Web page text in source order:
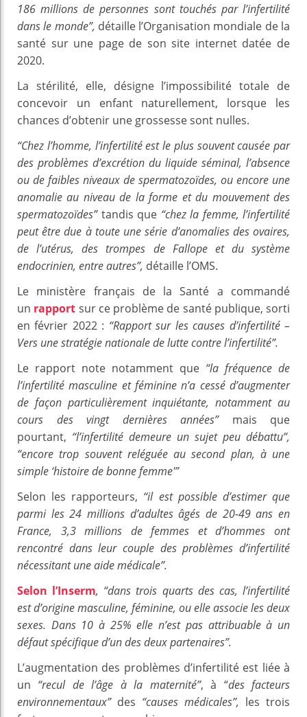
186 millions de personnes sont touchés par l’infertilité
dans le monde”, détaille l’Organisation mondiale de la
santé sur une page de son site internet datée de
2020.
La stérilité, elle, désigne l’impossibilité totale de
concevoir un enfant naturellement, lorsque les
chances d’obtenir une grossesse sont nulles.
“Chez l’homme, l’infertilité est le plus souvent causée par
des problèmes d’excrétion du liquide séminal, l’absence
ou de faibles niveaux de spermatozoïdes, ou encore une
anomalie au niveau de la forme et du mouvement des
spermatozoïdes”tandis que “chez la femme, l’infertilité
peut être due à toute une série d’anomalies des ovaires,
de l’utérus, des trompes de Fallope et du système
endocrinien, entre autres”, détaille l’OMS.
Le ministère français de la Santé a commandé
un rapport sur ce problème de santé publique, sorti
en février 2022 : “Rapport sur les causes d’infertilité –
Vers une stratégie nationale de lutte contre l’infertilité”.
Le rapport note notamment que “la fréquence de
l’infertilité masculine et féminine n’a cessé d’augmenter
de façon particulièrement inquiétante, notamment au
cours des vingt dernières années” mais que
pourtant, “l’infertilité demeure un sujet peu débattu”,
“encore trop souvent reléguée au second plan, à une
simple ‘histoire de bonne femme'”
Selon les rapporteurs, “il est possible d’estimer que
parmi les 24 millions d’adultes âgés de 20-49 ans en
France, 3,3 millions de femmes et d’hommes ont
rencontré dans leur couple des problèmes d’infertilité
nécessitant une aide médicale”.
Selon l’Inserm, “dans trois quarts des cas, l’infertilité
est d’origine masculine, féminine, ou elle associe les deux
sexes. Dans 10 à 25% elle n’est pas attribuable à un
défaut spécifique d’un des deux partenaires”.
L’augmentation des problèmes d’infertilité est liée à
un “recul de l’âge à la maternité”, à “des facteurs
environnementaux”des “causes médicales”, les trois